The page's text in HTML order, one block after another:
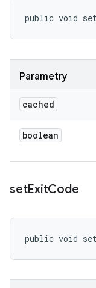
public void
Parametry
cached
boolean
setExitCode
public void